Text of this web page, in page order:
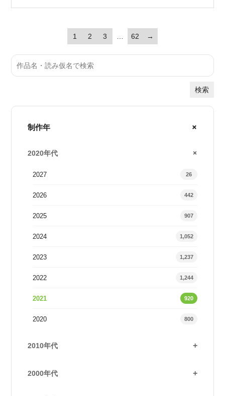
1 2 3 62 →
検索
制作年
2020年代
2027 26
2026 442
2025 907
2024 1,052
2023 1,237
2022 1,244
2021 920
2020 800
2010年代
2000年代